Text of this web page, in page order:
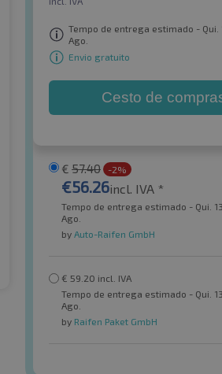
Tempo de entrega estimado - Qui.
Ago.
Envio gratuito
Cesto de
€ 57.40 -2%
€56.26incl. IVA *
Tempo de entrega estimado - Qui.
Ago.
by Auto-Raifen GmbH
€ 59.20 incl. IVA
Tempo de entrega estimado - Qui.
Ago.
by Raifen Paket GmbH